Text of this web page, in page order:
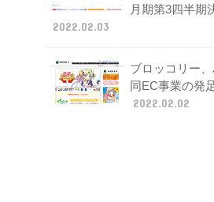
月期第3四半期
2022.02.03
ブロッコリー
同EC事業の発
2022.02.02